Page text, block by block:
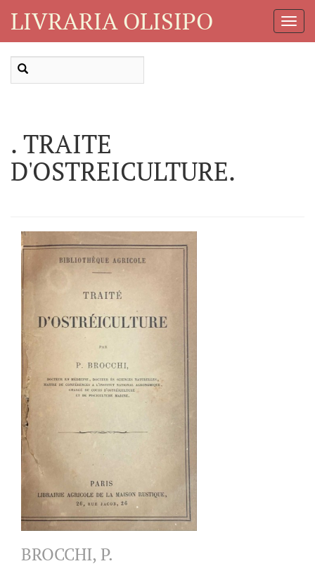
LIVRARIA OLISIPO
. TRAITE
D'OSTREICULTURE.
BROCCHI, P.